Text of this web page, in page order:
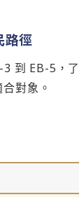
路徑
到 EB-5，
對象。